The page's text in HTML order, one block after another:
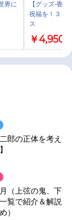
界に
【グッズ-香
祝福を！３ オ
ス
￥4,950
郎の正体を考え
（上弦の鬼、下
覧で紹介＆解説
）